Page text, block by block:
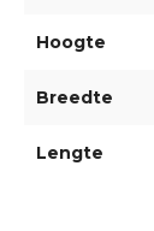
Hoogte
Breedte
Lengte